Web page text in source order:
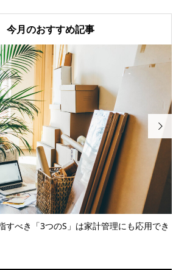
今月のおすすめ記事
すべき「3つのS」は家計管理にも応用でき
